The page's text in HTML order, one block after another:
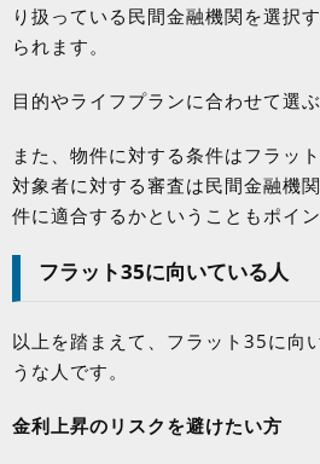
り扱っている民間金融機関を選択
られます。
目的やライフプランに合わせて選
また、物件に対する条件はフラット
対象者に対する審査は民間金融機
件に適合するかということもポイン
フラット35に向いている人
以上を踏まえて、フラット 35に向
うな人です。
金利上昇のリスクを避けたい方